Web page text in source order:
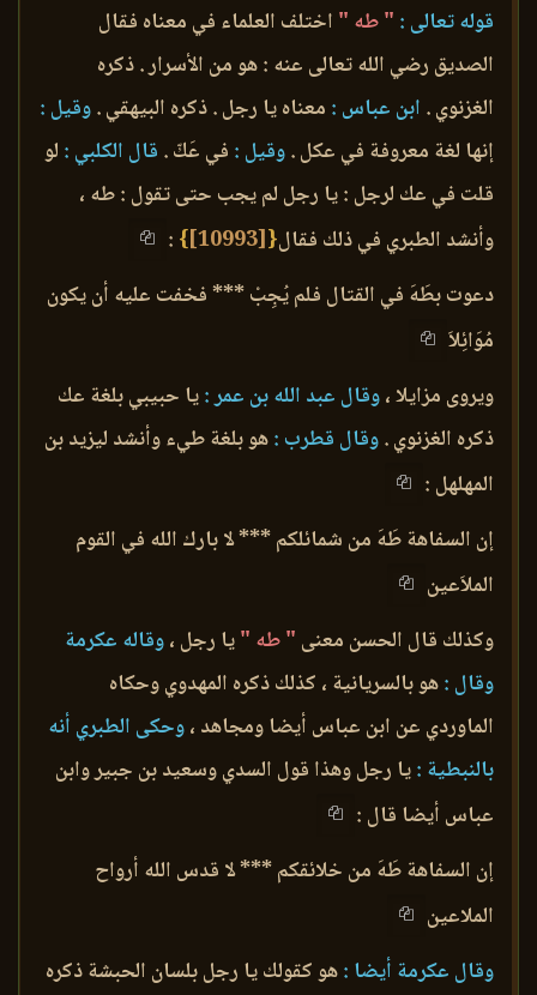
قوله تعالى : " طه " اختلف العلماء في معناه فقال
الصديق رضي الله تعالى عنه : هو من الأسرار . ذكره
الغزنوي . ابن عباس : معناه يا رجل . ذكره البيهقي .وقيل :
إنها لغة معروفة في عكل .وقيل : في عَكّ . قال الكلبي : لو
قلت في عك لرجل : يا رجل لم يجب حتى تقول : طه ،
وأنشد الطبري في ذلك فقال{
[10993]
}
:
دعوت بطَهَ في القتال فلم يُجِبْ *** فخفت عليه أن يكون
مُوَائِلاَ
ويروى مزايلا ،وقال عبد الله بن عمر :يا حبيبي بلغة عك
ذكره الغزنوي .وقال قطرب :هو بلغة طيء وأنشد ليزيد بن
المهلهل :
إن السفاهة طَهَ من شمائلكم *** لا بارك الله في القوم
الملاَعين
وكذلك قال الحسن معنى " طه "يا رجل ،وقاله عكرمة
وقال :هو بالسريانية ، كذلك ذكره المهدوي وحكاه
الماوردي عن ابن عباس أيضا ومجاهد ،وحكى الطبري أنه
بالنبطية :يا رجل وهذا قول السدي وسعيد بن جبير وابن
عباس أيضا قال :
إن السفاهة طَهَ من خلائقكم *** لا قدس الله أرواح
الملاعين
وقال عكرمة أيضا :هو كقولك يا رجل بلسان الحبشة ذكره